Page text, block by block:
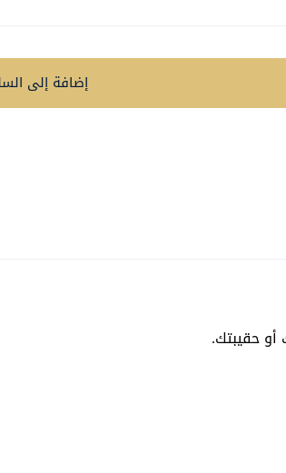
إضافة إلى
أو حقيبتك.